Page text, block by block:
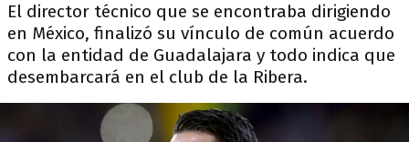
El director técnico que se encontraba dirigiendo
en México, finalizó su vínculo de común acuerdo
con la entidad de Guadalajara y todo indica que
desembarcará en el club de la Ribera.